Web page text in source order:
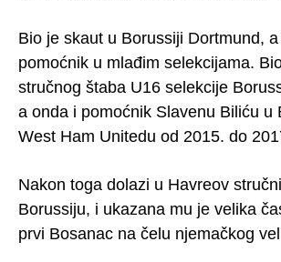
Bio je skaut u Borussiji Dortmund,
pomoćnik u mlađim selekcijama.
stručnog štaba U16 selekcije
a onda i pomoćnik Slavenu Biliću u
West Ham Unitedu od 2015. do
Nakon toga dolazi u Havreov
Borussiju, i ukazana mu je velika
prvi Bosanac na čelu njemačkog